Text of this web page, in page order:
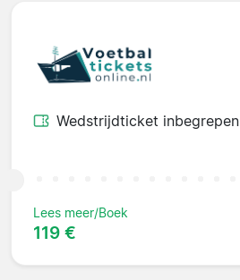
Wedstrijdticket inbegrepen
Lees meer/Boek
119 €